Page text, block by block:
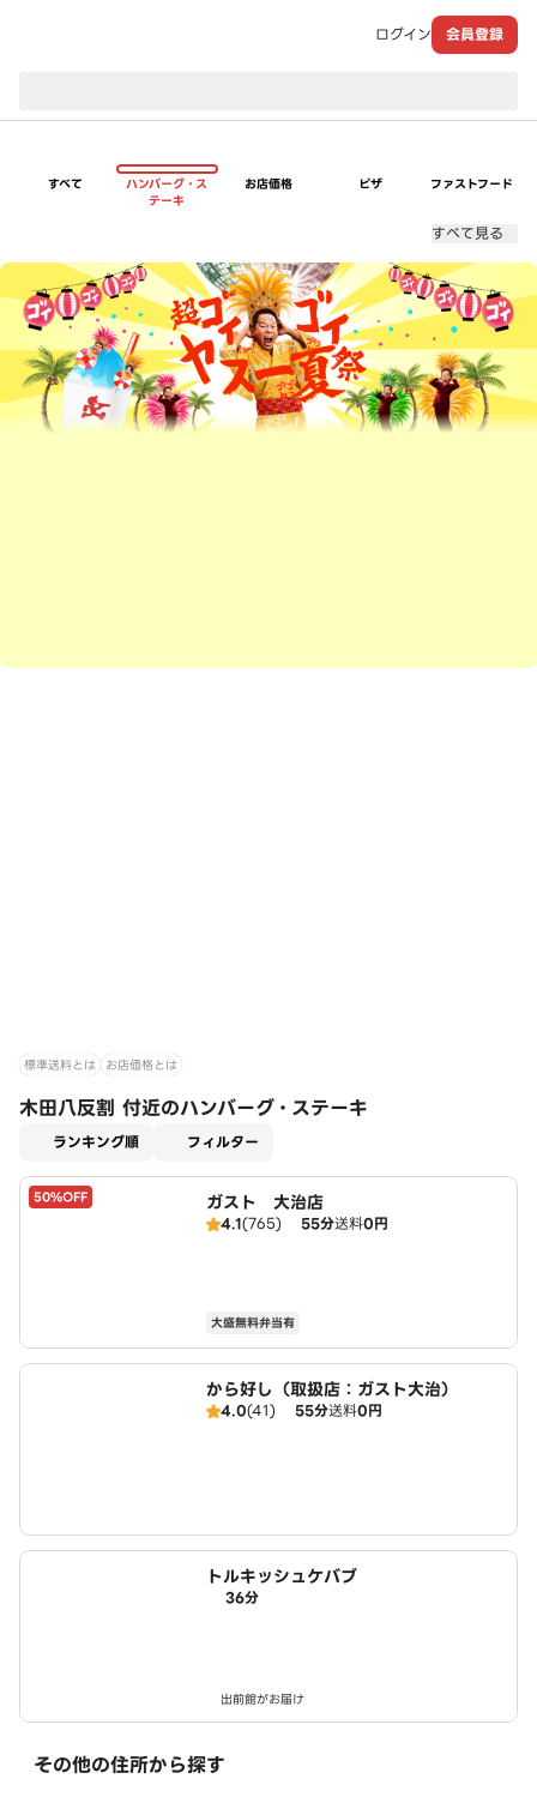
ログイン 会員登録
すべて
ハンバーグ・ス
テーキ
お店価格 ピザ ファストフード
すべて見る
超ゴイゴイヤスー夏祭
標準送料とは お店価格とは
木田八反割 付近のハンバーグ・ステーキ
ランキング順 フィルター
50%OFF ガスト 大治店
4.1(765) 55分送料0円
大盛無料弁当有
から好し（取扱店：ガスト大治）
4.0(41) 55分送料0円
トルキッシュケバブ
36分
出前館がお届け
その他の住所から探す